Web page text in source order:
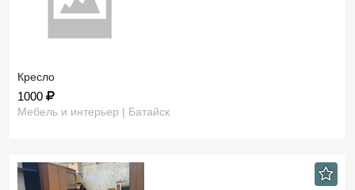
Кресло
1000
Мебель и интерьер | Батайск